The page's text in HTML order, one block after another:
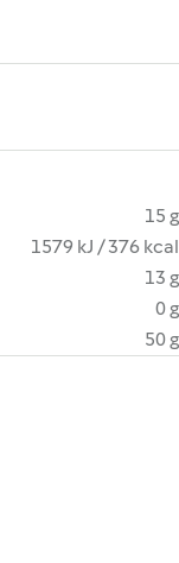
15 g
1579 kJ / 376 kcal
13 g
0 g
50 g